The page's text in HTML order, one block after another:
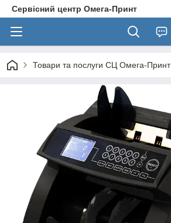
Сервісний центр Омега-Принт
Товари та послуги СЦ Омега-Принт